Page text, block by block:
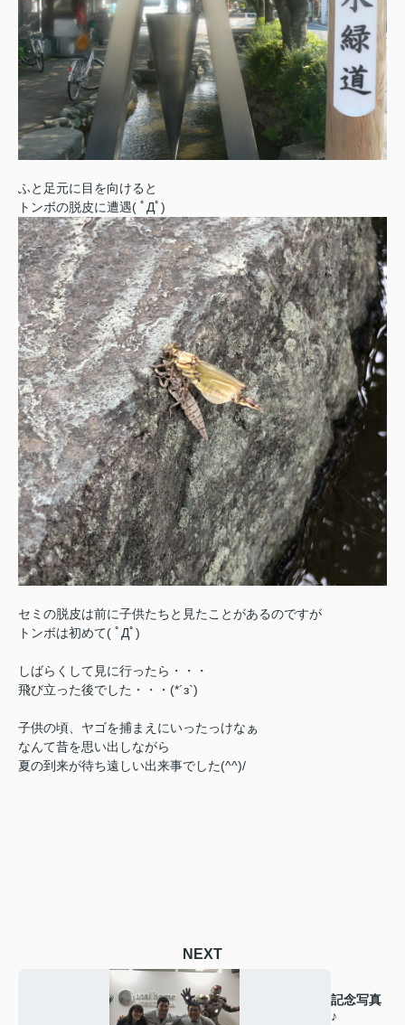
ふと足元に目を向けると
トンボの脱皮に遭遇( ﾟДﾟ)
セミの脱皮は前に子供たちと見たことがあるのですが
トンボは初めて( ﾟДﾟ)
しばらくして見に行ったら・・・
飛び立った後でした・・・(*´з`)
子供の頃、ヤゴを捕まえにいったっけなぁ
なんて昔を思い出しながら
夏の到来が待ち遠しい出来事でした(^^)/
NEXT
記念写真
♪